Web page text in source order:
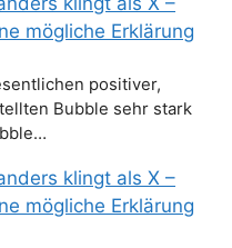
mögliche Erklärung
positiver,
Bubble sehr stark
klingt als X –
mögliche Erklärung